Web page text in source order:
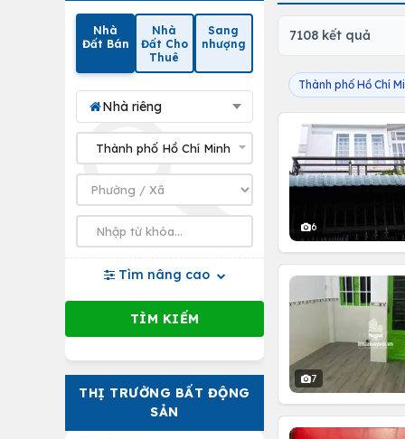
Nhà
Đất Bán
Nhà
Đất Cho
Thuê
Sang
nhượng
Nhà riêng
Tìm nâng cao
THỊ TRƯỜNG BẤT ĐỘNG
SẢN
7108 kết quả
Thành phố Hồ Chí
6
7